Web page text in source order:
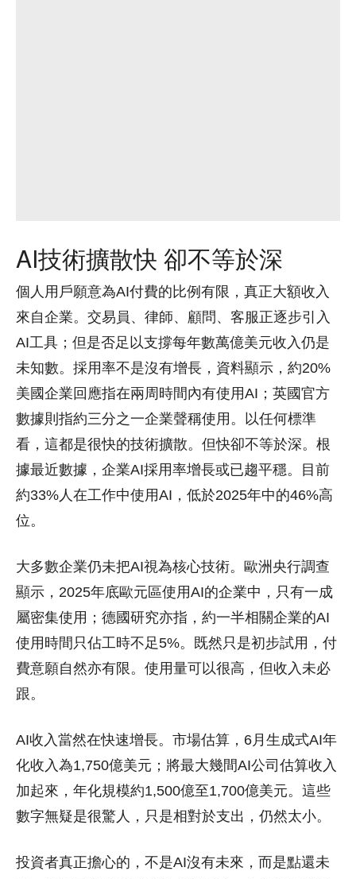
AI技術擴散快 卻不等於深
個人用戶願意為AI付費的比例有限，真正大額收入
來自企業。交易員、律師、顧問、客服正逐步引入
AI工具；但是否足以支撐每年數萬億美元收入仍是
未知數。採用率不是沒有增長，資料顯示，約20%
美國企業回應指在兩周時間內有使用AI；英國官方
數據則指約三分之一企業聲稱使用。以任何標準
看，這都是很快的技術擴散。但快卻不等於深。根
據最近數據，企業AI採用率增長或已趨平穩。目前
約33%人在工作中使用AI，低於2025年中的46%高
位。
大多數企業仍未把AI視為核心技術。歐洲央行調查
顯示，2025年底歐元區使用AI的企業中，只有一成
屬密集使用；德國研究亦指，約一半相關企業的AI
使用時間只佔工時不足5%。既然只是初步試用，付
費意願自然亦有限。使用量可以很高，但收入未必
跟。
AI收入當然在快速增長。市場估算，6月生成式AI年
化收入為1,750億美元；將最大幾間AI公司估算收入
加起來，年化規模約1,500億至1,700億美元。這些
數字無疑是很驚人，只是相對於支出，仍然太小。
投資者真正擔心的，不是AI沒有未來，而是點還未